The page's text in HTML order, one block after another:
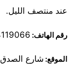
عند منتصف الليل.
رقم الهاتف:
الموقع: شارع